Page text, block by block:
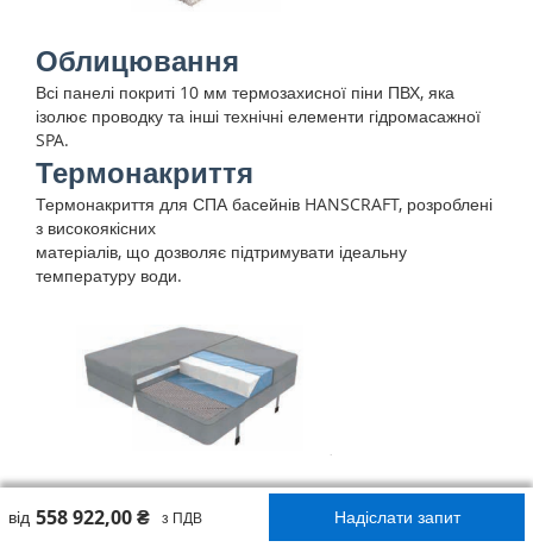
Облицювання
Всі панелі покриті 10 мм термозахисної піни ПВХ, яка
ізолює проводку та інші технічні елементи гідромасажної
SPA.
Термонакриття
Термонакриття для СПА басейнів HANSCRAFT, розроблені
з високоякісних
матеріалів, що дозволяє підтримувати ідеальну
температуру води.
558 922,00 ₴ з ПДВ
від Надіслати запит